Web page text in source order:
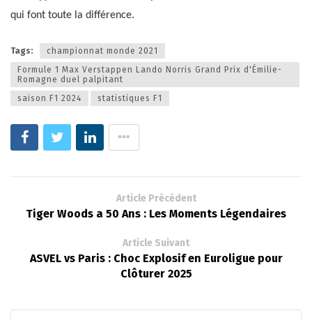
qui font toute la différence.
Tags:
championnat monde 2021
Formule 1 Max Verstappen Lando Norris Grand Prix d'Émilie-
Romagne duel palpitant
saison F1 2024
statistiques F1
Article Précédent
Tiger Woods a 50 Ans : Les Moments Légendaires
Article Suivant
ASVEL vs Paris : Choc Explosif en Euroligue pour
Clôturer 2025